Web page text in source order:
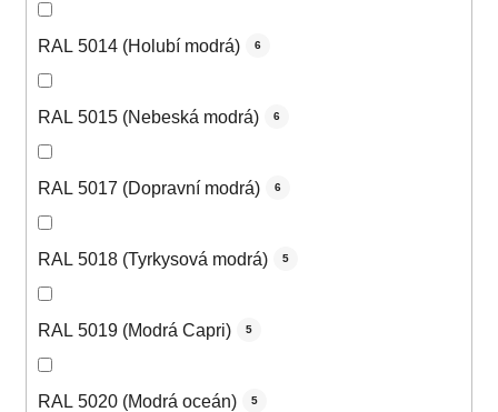
RAL 5014 (Holubí modrá) 6
RAL 5015 (Nebeská modrá) 6
RAL 5017 (Dopravní modrá) 6
RAL 5018 (Tyrkysová modrá) 5
RAL 5019 (Modrá Capri) 5
RAL 5020 (Modrá oceán) 5